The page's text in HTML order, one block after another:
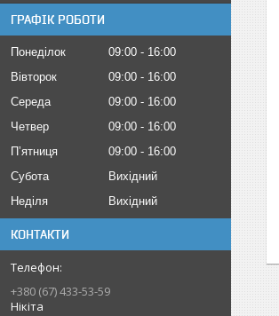
ГРАФІК РОБОТИ
Понеділок 09:00
16:00
Вівторок
09:00
16:00
Середа
09:00
16:00
Четвер
09:00
16:00
Пʼятниця
09:00
16:00
Субота
Вихідний
Неділя
Вихідний
КОНТАКТИ
+380 (67) 433-53-59
Нікіта